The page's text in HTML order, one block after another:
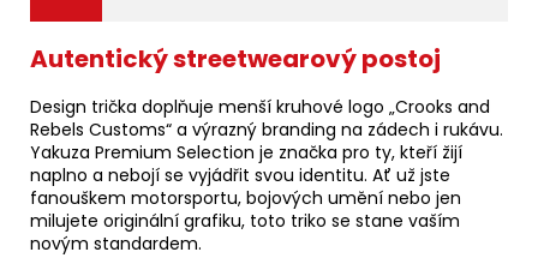
Autentický streetwearový postoj
Design trička doplňuje menší kruhové logo „Crooks and
Rebels Customs“ a výrazný branding na zádech i rukávu.
Yakuza Premium Selection je značka pro ty, kteří žijí
naplno a nebojí se vyjádřit svou identitu. Ať už jste
fanouškem motorsportu, bojových umění nebo jen
milujete originální grafiku, toto triko se stane vaším
novým standardem.